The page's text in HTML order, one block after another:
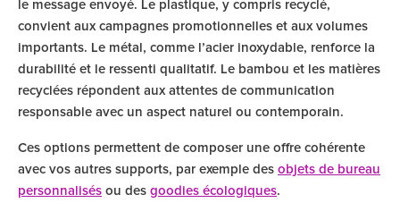
le message envoyé. Le plastique, y compris recyclé,
convient aux campagnes promotionnelles et aux volumes
importants. Le métal, comme l’acier inoxydable, renforce la
durabilité et le ressenti qualitatif. Le bambou et les matières
recyclées répondent aux attentes de communication
responsable avec un aspect naturel ou contemporain.
Ces options permettent de composer une offre cohérente
avec vos autres supports, par exemple des objets de bureau
personnalisés ou des goodies écologiques.